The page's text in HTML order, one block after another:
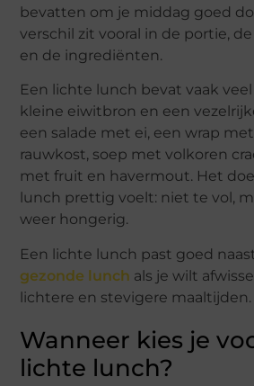
bevatten om je middag goed
verschil zit vooral in de portie,
en de ingrediënten.
Een lichte lunch bevat vaak
kleine eiwitbron en een
een salade met ei, een wrap
rauwkost, soep met volkoren
met fruit en havermout. Het
lunch prettig voelt: niet te vol,
weer hongerig.
Een lichte lunch past goed
gezonde lunch als je wilt
lichtere en stevigere maaltijden.
Wanneer kies je
lichte lunch?